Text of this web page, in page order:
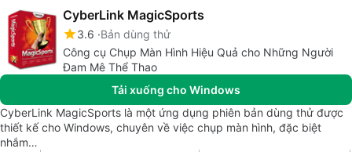
CyberLink MagicSports
3.6 Bản dùng thử
Công cụ Chụp Màn Hình Hiệu Quả cho Những Người
Đam Mê Thể Thao
Tải xuống cho Windows
CyberLink MagicSports là một ứng dụng phiên bản dùng thử được
thiết kế cho Windows, chuyên về việc chụp màn hình, đặc biệt
nhắm…